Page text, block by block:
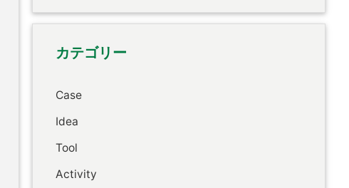
カテゴリー
Case
Idea
Tool
Activity